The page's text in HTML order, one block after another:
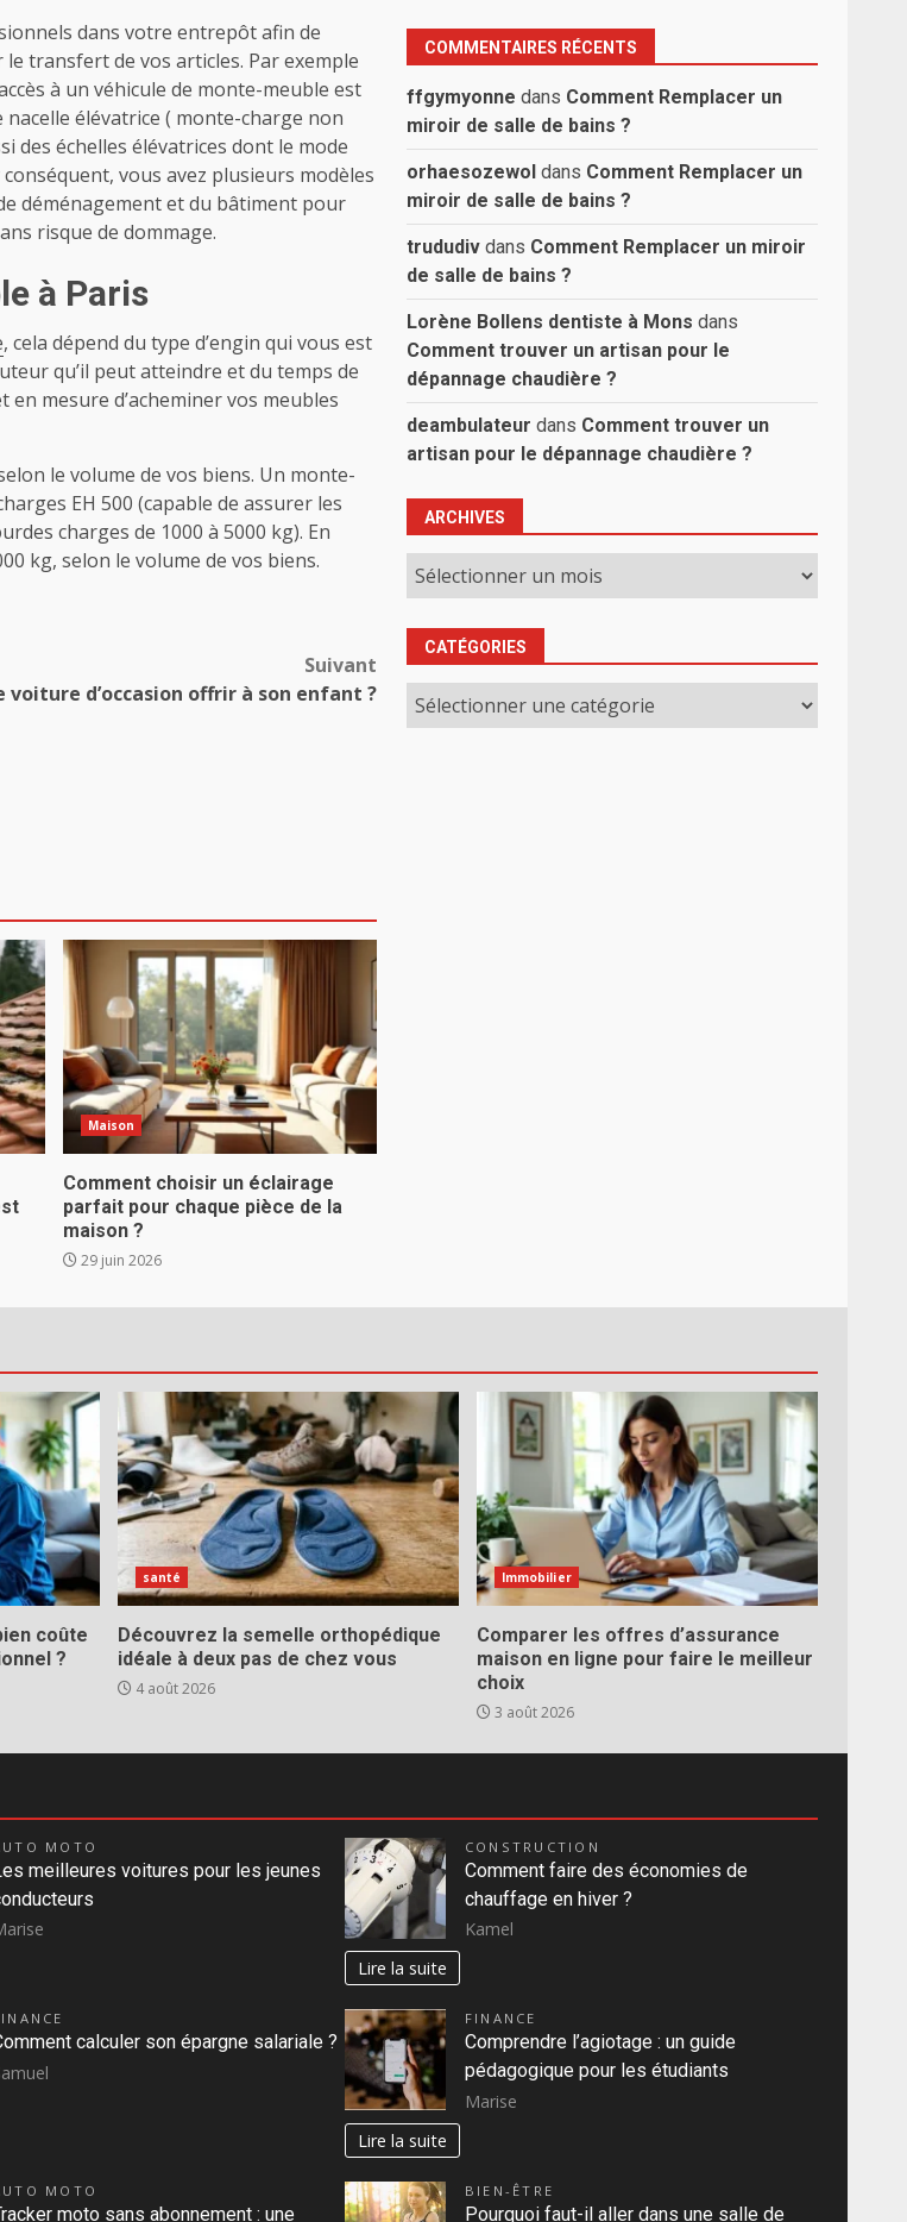
dans votre entrepôt afin de
transfert de vos articles. Par exemple
à un véhicule de monte-meuble est
élévatrice ( monte-charge non
des échelles élévatrices dont le mode
vous avez plusieurs modèles
déménagement et du bâtiment pour
risque de dommage.
à Paris
, cela dépend du type d’engin qui vous est
qu’il peut atteindre et du temps de
mesure d’acheminer vos meubles
le volume de vos biens. Un monte-
EH 500 (capable de assurer les
charges de 1000 à 5000 kg). En
kg, selon le volume de vos biens.
Suivant
voiture d’occasion offrir à son enfant ?
Maison
Comment choisir un éclairage
parfait pour chaque pièce de la
maison ?
29 juin 2026
COMMENTAIRES RÉCENTS
ffgymyonne dans Comment Remplacer un
miroir de salle de bains ?
orhaesozewol dans Comment Remplacer un
miroir de salle de bains ?
trududiv dans Comment Remplacer un miroir
de salle de bains ?
Lorène Bollens dentiste à Mons dans
Comment trouver un artisan pour le
dépannage chaudière ?
deambulateur dans Comment trouver un
artisan pour le dépannage chaudière ?
ARCHIVES
Archives
CATÉGORIES
Catégories
coûte
?
santé
Découvrez la semelle orthopédique
idéale à deux pas de chez vous
4 août 2026
Immobilier
Comparer les offres d’assurance
maison en ligne pour faire le meilleur
choix
3 août 2026
MOTO
meilleures voitures pour les jeunes
CONSTRUCTION
Comment faire des économies de
chauffage en hiver ?
Kamel
Lire la suite
calculer son épargne salariale ?
FINANCE
Comprendre l’agiotage : un guide
pédagogique pour les étudiants
Marise
Lire la suite
MOTO
moto sans abonnement : une
BIEN-ÊTRE
Pourquoi faut-il aller dans une salle de